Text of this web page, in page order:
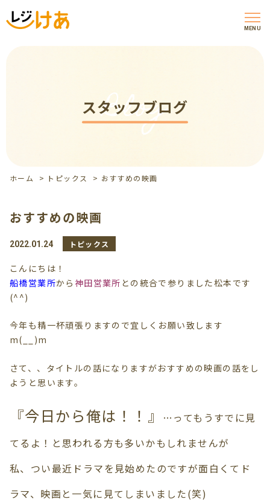
MENU
スタッフブログ
Blog
ホーム > トピックス > おすすめの映画
おすすめの映画
2022.01.24 トピックス
こんにちは！
船橋営業所から 神田営業所 との統合で参りました松本です
(^^)
今年も精一杯頑張りますので宜しくお願い致します
m(__)m
さて、、タイトルの話になりますがおすすめの映画の話をし
ようと思います。
『今日から俺は！！』
…ってもうすでに見
てるよ！と思われる方も多いかもしれませんが
私、つい最近ドラマを見始めたのですが面白くてド
ラマ、映画と一気に見てしまいました(笑)